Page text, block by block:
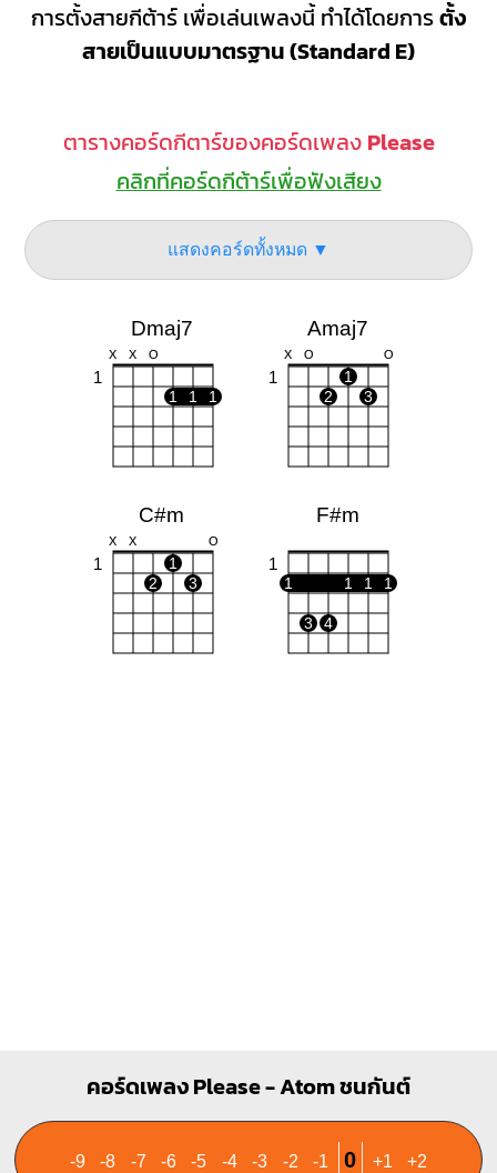
การตั้งสายกีต้าร์ เพื่อเล่นเพลงนี้ ทำได้โดยการตั้ง
สายเป็นแบบมาตรฐาน (Standard E)
ตารางคอร์ดกีตาร์ของคอร์ดเพลง Please
คลิกที่คอร์ดกีต้าร์เพื่อฟังเสียง
แสดงคอร์ดทั้งหมด ▼
Dmaj7
X X O
1
1 1 1
Amaj7
X O O
1
1
2
3
C#m
X X O
1
1
2
3
F#m
1
1 1 1 1
3 4
X
1
2
O O O O
1
คอร์ดเพลง Please - Atom ชนกันต์
-9 -8 -7 -6 -5 -4 -3 -2 -1 0 +1 +2